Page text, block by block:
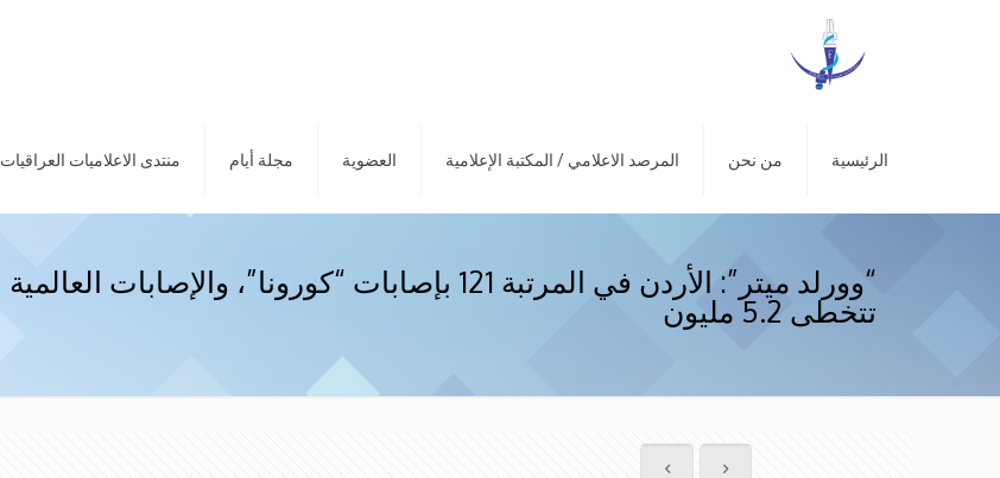
الرئيسية من نحن المرصد الاعلامي / المكتبة الإعلامية العضوية مجلة أيام منتدى الاعلاميات العراقيات
“وورلد ميتر”: الأردن في المرتبة 121 بإصابات “كورونا”، والإصابات العالمية
تتخطى 5.2 مليون